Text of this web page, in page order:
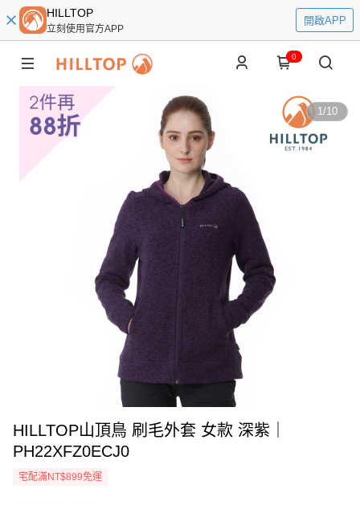
HILLTOP
立刻使用官方APP
開啟APP
0
1/10
HILLTOP山頂鳥 刷毛外套 女款 深紫｜
PH22XFZ0ECJ0
宅配滿NT$899免運